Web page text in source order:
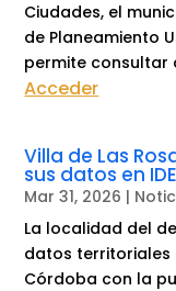
Ciudades, el
de Planeamiento
permite consultar
Acceder
Villa de Las
sus datos en
Mar 31, 2026 |
La localidad del
datos territoriales
Córdoba con la